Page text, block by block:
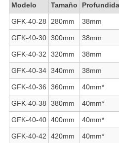
Modelo Tamaño
GFK-40-28 280mm 38mm
GFK-40-30 300mm 38mm
GFK-40-32 320mm 38mm
GFK-40-34 340mm 38mm
GFK-40-36 360mm 40mm*
GFK-40-38 380mm 40mm*
GFK-40-40 400mm 40mm*
GFK-40-42 420mm 40mm*